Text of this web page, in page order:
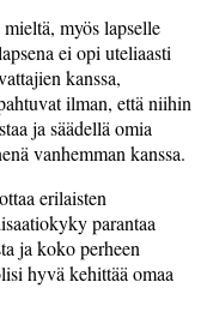
myös lapselle
ei opi uteliaasti
kanssa,
ilman, että niihin
ja säädellä omia
vanhemman kanssa.
erilaisten
parantaa
ja koko perheen
hyvä kehittää omaa